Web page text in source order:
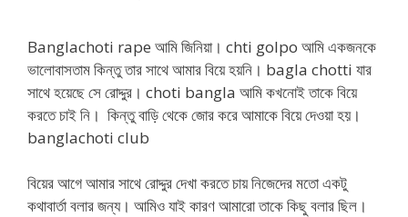
Banglachoti rape আমি জিনিয়া। chti golpo আমি একজনকে
ভালোবাসতাম কিন্তু তার সাথে আমার বিয়ে হয়নি। bagla chotti যার
সাথে হয়েছে সে রোদ্দুর। choti bangla আমি কখনোই তাকে বিয়ে
কর‍তে চাই নি। কিন্তু বাড়ি থেকে জোর করে আমাকে বিয়ে দেওয়া হয়।
banglachoti club
বিয়ের আগে আমার সাথে রোদ্দুর দেখা করতে চায় নিজেদের মতো একটু
কথাবার্তা বলার জন্য। আমিও যাই কারণ আমারো তাকে কিছু বলার ছিল।